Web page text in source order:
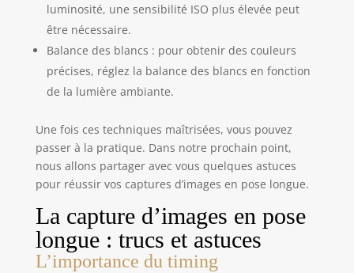
luminosité, une sensibilité ISO plus élevée peut
être nécessaire.
Balance des blancs : pour obtenir des couleurs
précises, réglez la balance des blancs en fonction
de la lumière ambiante.
Une fois ces techniques maîtrisées, vous pouvez
passer à la pratique. Dans notre prochain point,
nous allons partager avec vous quelques astuces
pour réussir vos captures d’images en pose longue.
La capture d’images en pose
longue : trucs et astuces
L’importance du timing